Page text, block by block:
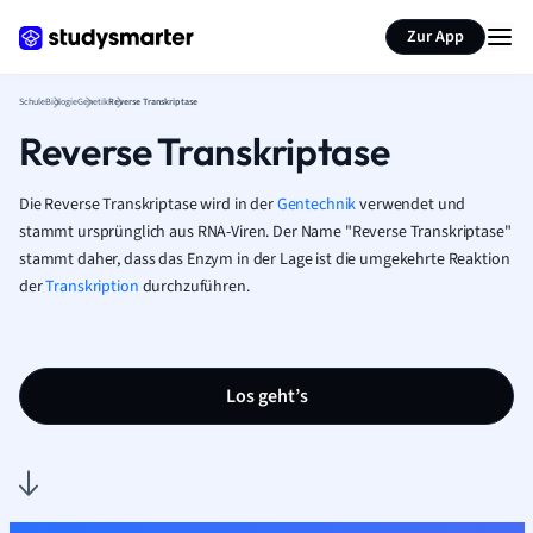
Zur App
SchuleBiologieGenetikReverse Transkriptase
Reverse Transkriptase
Die Reverse Transkriptase wird in derGentechnikverwendet und
stammt ursprünglich aus RNA-Viren. Der Name "Reverse Transkriptase"
stammt daher, dass das Enzym in der Lage ist die umgekehrte Reaktion
derTranskription durchzuführen.
Los geht’s
Seite zusammenfassen